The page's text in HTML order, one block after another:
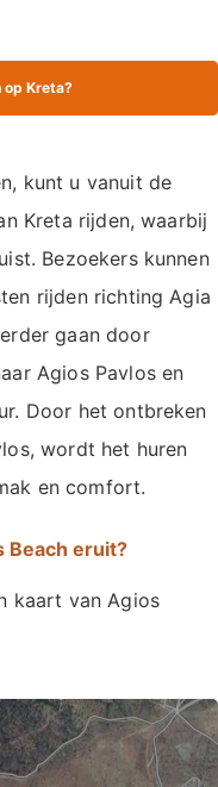
op Kreta?
kunt u vanuit de
Kreta rijden, waarbij
Bezoekers kunnen
rijden richting Agia
gaan door
Agios Pavlos en
Door het ontbreken
wordt het huren
en comfort.
Beach eruit?
kaart van Agios